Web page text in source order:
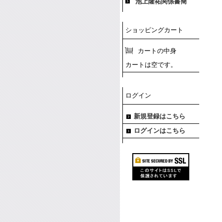
ショッピングカート
カートの中身
カートは空です。
ログイン
新規登録はこちら
ログインはこちら